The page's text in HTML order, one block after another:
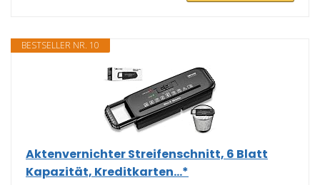
BESTSELLER NR. 10
Aktenvernichter Streifenschnitt, 6 Blatt
Kapazität, Kreditkarten...*